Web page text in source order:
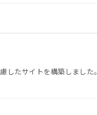
したサイトを構築しました。